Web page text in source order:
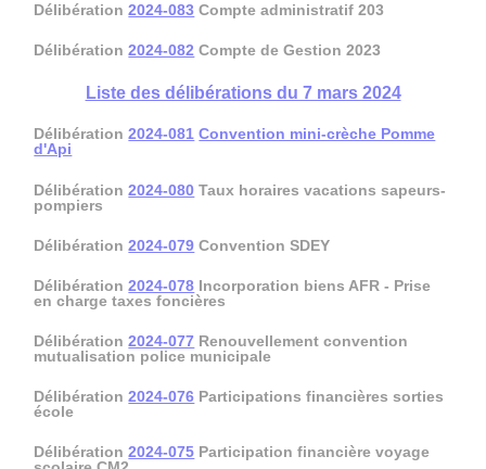
Délibération2024-083 Compte administratif 203
Délibération2024-082 Compte de Gestion 2023
Liste des délibérations du 7 mars 2024
Délibération2024-081 Convention mini-crèche Pomme
d'Api
Délibération2024-080 Taux horaires vacations sapeurs-
pompiers
Délibération2024-079 Convention SDEY
Délibération2024-078 Incorporation biens AFR - Prise
en charge taxes foncières
Délibération2024-077 Renouvellement convention
mutualisation police municipale
Délibération2024-076 Participations financières sorties
école
Délibération2024-075 Participation financière voyage